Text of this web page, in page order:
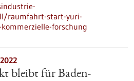
raumfahrt-start-yuri-
forschung
bleibt für Baden-